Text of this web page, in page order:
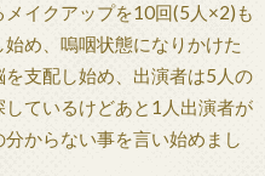
イクアップを10回(5人×2)も
め、嗚咽状態になりかけた
支配し始め、出演者は5人の
ているけどあと1人出演者が
からない事を言い始めまし